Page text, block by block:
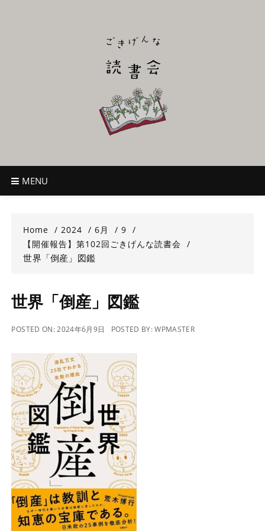
ごきげんな読
~児童書好き主催者によるオールジャンルOK！のんびり読書会~
MENU
Home 2024 6月
9
【開催報告】第102回ごきげんな読書会
世界「倒産」図鑑
世界「倒産」図鑑
POSTED ON:2024年6月9日 POSTED BY:WPMASTER